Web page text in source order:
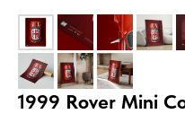
1999 Rover Mini